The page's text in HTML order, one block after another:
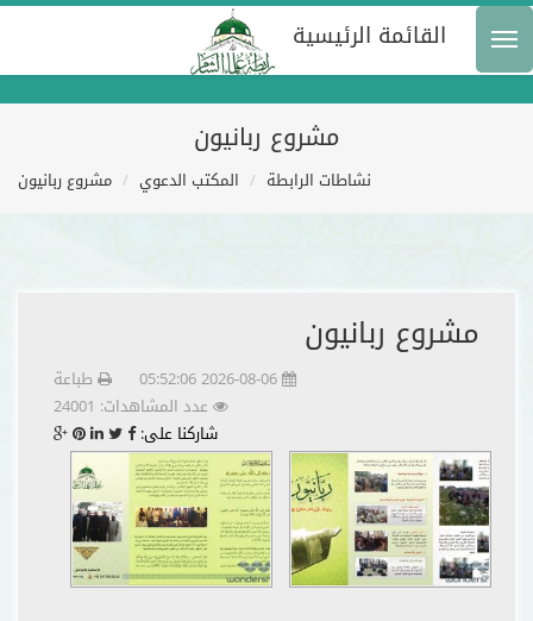
القائمة الرئيسية
مشروع ربانيون
نشاطات الرابطة المكتب الدعوي مشروع ربانيون
مشروع ربانيون
طباعة
عدد المشاهدات: 24001
شاركنا على: